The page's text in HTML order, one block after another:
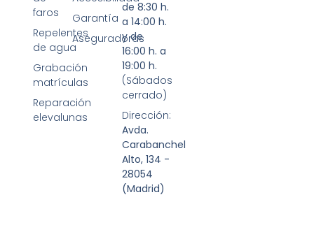
faros
Repelentes
de agua
Grabación
matrículas
Reparación
elevalunas
Garantía
Aseguradoras
de 8:30 h.
a 14:00 h.
y de
16:00 h. a
19:00 h.
(Sábados
cerrado)
Dirección:
Avda.
Carabanchel
Alto, 134 -
28054
(Madrid)